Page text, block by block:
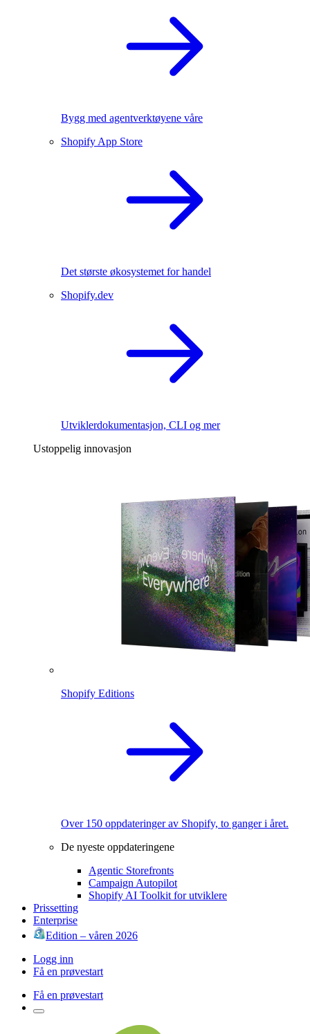
Bygg med agentverktøyene våre
Shopify App Store
Det største økosystemet for handel
Shopify.dev
Utviklerdokumentasjon, CLI og mer
Ustoppelig innovasjon
Shopify Editions
Over 150 oppdateringer av Shopify, to ganger i året.
De nyeste oppdateringene
Agentic Storefronts
Campaign Autopilot
Shopify AI Toolkit for utviklere
Prissetting
Enterprise
Edition – våren 2026
Logg inn
Få en prøvestart
Få en prøvestart